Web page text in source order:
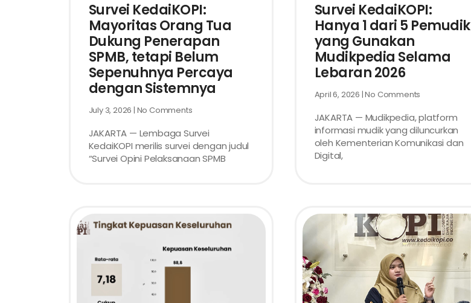
Survei KedaiKOPI:
Mayoritas Orang Tua
Dukung Penerapan
SPMB, tetapi Belum
Sepenuhnya Percaya
dengan Sistemnya
July 3, 2026 No Comments
JAKARTA — Lembaga Survei
KedaiKOPI merilis survei dengan judul
“Survei Opini Pelaksanaan SPMB
Survei KedaiKOPI:
Hanya 1 dari 5 Pemudik
yang Gunakan
Mudikpedia Selama
Lebaran 2026
April 6, 2026 No Comments
JAKARTA — Mudikpedia, platform
informasi mudik yang diluncurkan
oleh Kementerian Komunikasi dan
Digital,